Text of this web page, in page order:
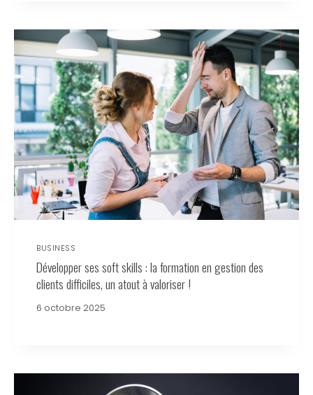
BUSINESS
Développer ses soft skills : la formation en gestion des
clients difficiles, un atout à valoriser !
6 octobre 2025